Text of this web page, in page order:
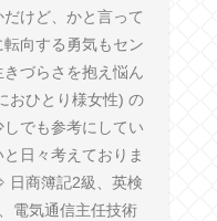
けど、かと言って
向する勇気もセン
づらさを抱え悩ん
おひとり様女性) の
でも参考にしてい
日々考えておりま
日商簿記2級、英検
電気通信主任技術